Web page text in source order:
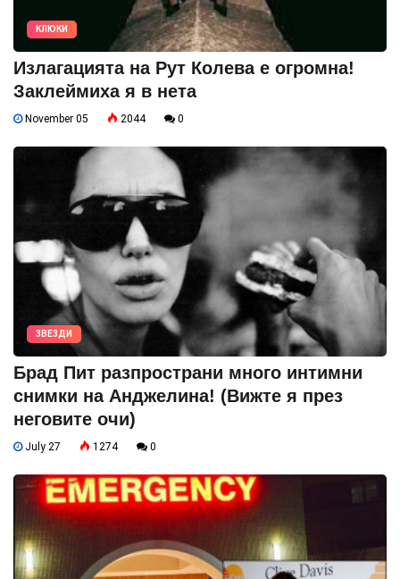
КЛЮКИ
Излагацията на Рут Колева е огромна!
Заклеймиха я в нета
November 05 2044 0
ЗВЕЗДИ
Брад Пит разпространи много интимни
снимки на Анджелина! (Вижте я през
неговите очи)
July 27 1274 0